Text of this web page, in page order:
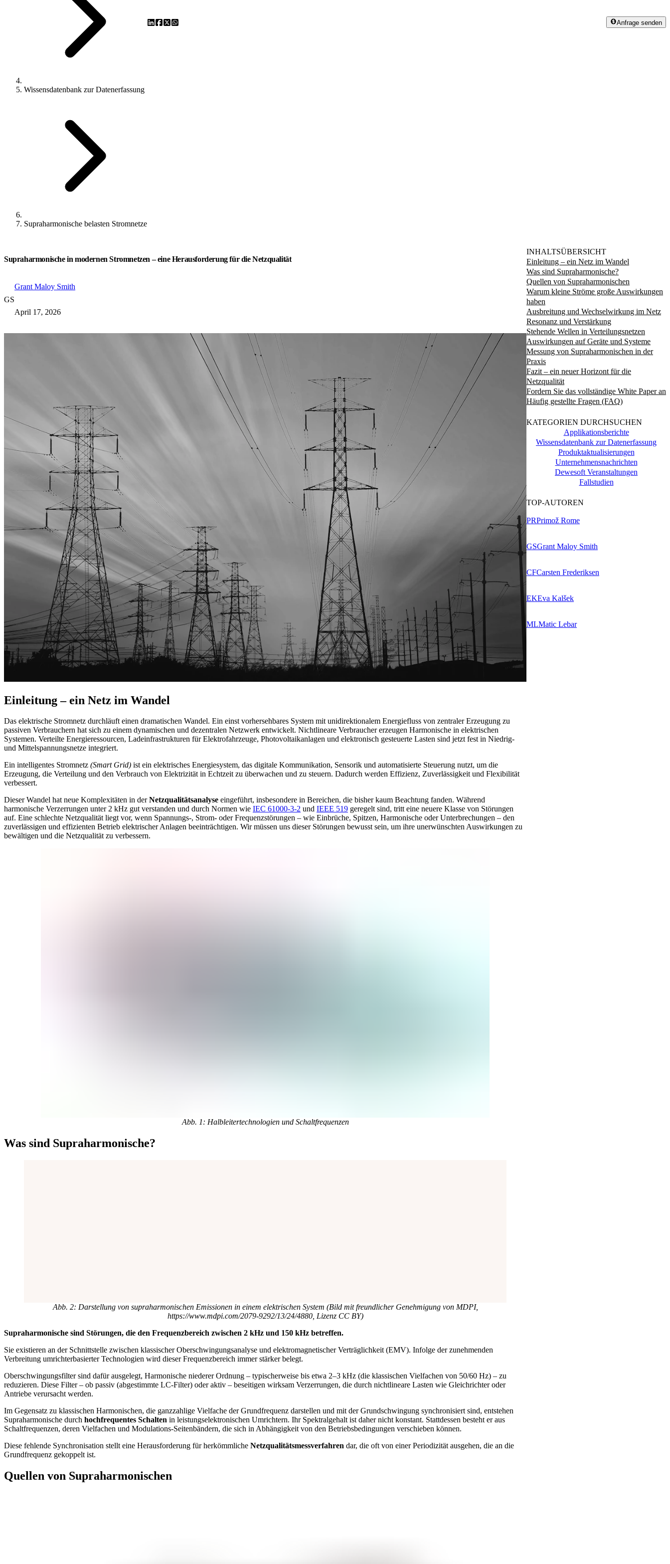
Wissensdatenbank zur Datenerfassung
Supraharmonische belasten Stromnetze
Anfrage senden
INHALTSÜBERSICHT
Einleitung – ein Netz im Wandel
Was sind Supraharmonische?
Quellen von Supraharmonischen
Warum kleine Ströme große Auswirkungen
haben
Ausbreitung und Wechselwirkung im Netz
Resonanz und Verstärkung
Stehende Wellen in Verteilungsnetzen
Auswirkungen auf Geräte und Systeme
Messung von Supraharmonischen in der
Praxis
Fazit – ein neuer Horizont für die
Netzqualität
Fordern Sie das vollständige White Paper an
Häufig gestellte Fragen (FAQ)
KATEGORIEN DURCHSUCHEN
Applikationsberichte
Wissensdatenbank zur Datenerfassung
Produktaktualisierungen
Unternehmensnachrichten
Dewesoft Veranstaltungen
Fallstudien
TOP-AUTOREN
PRPrimož Rome
GSGrant Maloy Smith
CFCarsten Frederiksen
EKEva Kalšek
MLMatic Lebar
Supraharmonische in modernen Stromnetzen – eine Herausforderung für die Netzqualität
GS
Grant Maloy Smith
April 17, 2026
Einleitung – ein Netz im Wandel
Das elektrische Stromnetz durchläuft einen dramatischen Wandel. Ein einst vorhersehbares System mit unidirektionalem Energiefluss von zentraler Erzeugung zu
passiven Verbrauchern hat sich zu einem dynamischen und dezentralen Netzwerk entwickelt. Nichtlineare Verbraucher erzeugen Harmonische in elektrischen
Systemen. Verteilte Energieressourcen, Ladeinfrastrukturen für Elektrofahrzeuge, Photovoltaikanlagen und elektronisch gesteuerte Lasten sind jetzt fest in Niedrig-
und Mittelspannungsnetze integriert.
Ein intelligentes Stromnetz (Smart Grid) ist ein elektrisches Energiesystem, das digitale Kommunikation, Sensorik und automatisierte Steuerung nutzt, um die
Erzeugung, die Verteilung und den Verbrauch von Elektrizität in Echtzeit zu überwachen und zu steuern. Dadurch werden Effizienz, Zuverlässigkeit und Flexibilität
verbessert.
Dieser Wandel hat neue Komplexitäten in derNetzqualitätsanalyse eingeführt, insbesondere in Bereichen, die bisher kaum Beachtung fanden. Während
harmonische Verzerrungen unter 2 kHz gut verstanden und durch Normen wie IEC 61000-3-2 und IEEE 519 geregelt sind, tritt eine neuere Klasse von Störungen
auf. Eine schlechte Netzqualität liegt vor, wenn Spannungs-, Strom- oder Frequenzstörungen – wie Einbrüche, Spitzen, Harmonische oder Unterbrechungen – den
zuverlässigen und effizienten Betrieb elektrischer Anlagen beeinträchtigen. Wir müssen uns dieser Störungen bewusst sein, um ihre unerwünschten Auswirkungen zu
bewältigen und die Netzqualität zu verbessern.
Abb. 1: Halbleitertechnologien und Schaltfrequenzen
Was sind Supraharmonische?
Abb. 2: Darstellung von supraharmonischen Emissionen in einem elektrischen System (Bild mit freundlicher Genehmigung von MDPI,
https://www.mdpi.com/2079-9292/13/24/4880, Lizenz CC BY)
Supraharmonische sind Störungen, die den Frequenzbereich zwischen 2 kHz und 150 kHz betreffen.
Sie existieren an der Schnittstelle zwischen klassischer Oberschwingungsanalyse und elektromagnetischer Verträglichkeit (EMV). Infolge der zunehmenden
Verbreitung umrichterbasierter Technologien wird dieser Frequenzbereich immer stärker belegt.
Oberschwingungsfilter sind dafür ausgelegt, Harmonische niederer Ordnung – typischerweise bis etwa 2–3 kHz (die klassischen Vielfachen von 50/60 Hz) – zu
reduzieren. Diese Filter – ob passiv (abgestimmte LC-Filter) oder aktiv – beseitigen wirksam Verzerrungen, die durch nichtlineare Lasten wie Gleichrichter oder
Antriebe verursacht werden.
Im Gegensatz zu klassischen Harmonischen, die ganzzahlige Vielfache der Grundfrequenz darstellen und mit der Grundschwingung synchronisiert sind, entstehen
Supraharmonische durch hochfrequentes Schalten in leistungselektronischen Umrichtern. Ihr Spektralgehalt ist daher nicht konstant. Stattdessen besteht er aus
Schaltfrequenzen, deren Vielfachen und Modulations-Seitenbändern, die sich in Abhängigkeit von den Betriebsbedingungen verschieben können.
Diese fehlende Synchronisation stellt eine Herausforderung für herkömmliche Netzqualitätsmessverfahren dar, die oft von einer Periodizität ausgehen, die an die
Grundfrequenz gekoppelt ist.
Quellen von Supraharmonischen